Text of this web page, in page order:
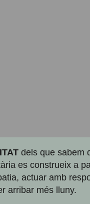
dels que sabem
es construeix a
actuar amb
arribar més lluny.